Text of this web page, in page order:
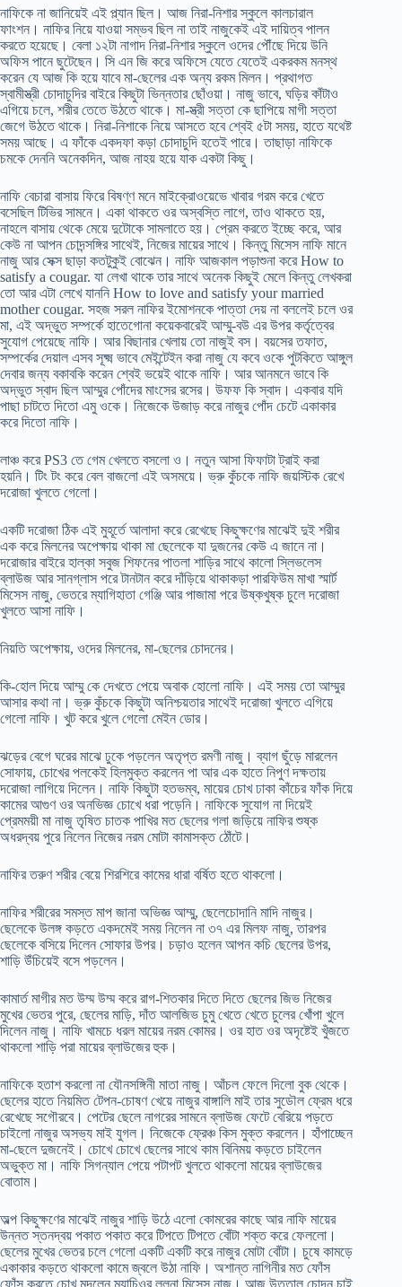
নাফিকে না জানিয়েই এই প্ল্যান ছিল। আজ নিরা-নিশার স্কুলে কালচারাল
ফাংশন। নাফির নিয়ে যাওয়া সম্ভব ছিল না তাই নাজুকেই এই দায়িত্ব পালন
করতে হয়েছে। বেলা ১২টা নাগাদ নিরা-নিশার স্কুলে ওদের পৌঁছে দিয়ে উনি
অফিস পানে ছুটেছেন। সি এন জি করে অফিসে যেতে যেতেই একরকম মনস্থ
করেন যে আজ কি হয়ে যাবে মা-ছেলের এক অন্য রকম মিলন। প্রথাগত
স্বামীস্ত্রী চোদাচুদির বাইরে কিছুটা ভিন্নতার ছোঁওয়া। নাজু ভাবে, ঘড়ির কাঁটাও
এগিয়ে চলে, শরীর তেতে উঠতে থাকে। মা-স্ত্রী সত্তা কে ছাপিয়ে মাগী সত্তা
জেগে উঠতে থাকে। নিরা-নিশাকে নিয়ে আসতে হবে শ্বেই ৫টা সময়, হাতে যথেষ্ট
সময় আছে। এ ফাঁকে একদফা কড়া চোদাচুদি হতেই পারে। তাছাড়া নাফিকে
চমকে দেননি অনেকদিন, আজ নাহয় হয়ে যাক একটা কিছু।
নাফি বেচারা বাসায় ফিরে বিষণ্ণ মনে মাইক্রোওয়েভে খাবার গরম করে খেতে
বসেছিল টিভির সামনে। একা থাকতে ওর অস্বস্তি লাগে, তাও থাকতে হয়,
নাহলে বাসায় থেকে মেয়ে দুটোকে সামলাতে হয়। প্রেম করতে ইচ্ছে করে, আর
কেউ না আপন চোদন্সঙ্গির সাথেই, নিজের মায়ের সাথে। কিন্তু মিসেস নাফি মানে
নাজু আর সেক্স ছাড়া কতটুকুই বোঝেন। নাফি আজকাল পড়াশুনা করে How to
satisfy a cougar. যা লেখা থাকে তার সাথে অনেক কিছুই মেলে কিন্তু লেখকরা
তো আর এটা লেখে যাননি How to love and satisfy your married
mother cougar. সহজ সরল নাফির ইমোশনকে পাত্তা দেয় না বললেই চলে ওর
মা, এই অদ্ভুত সম্পর্কে হাতেগোনা কয়েকবারেই আম্মু-বউ এর উপর কর্তৃত্বের
সুযোগ পেয়েছে নাফি। আর বিছানার খেলায় তো নাজুই বস। বয়সের তফাত,
সম্পর্কের দেয়াল এসব সূক্ষ্ম ভাবে মেইন্টেইন করা নাজু যে কবে ওকে পুটকিতে আঙ্গুল
দেবার জন্য বকাবকি করেন শ্বেই ভয়েই থাকে নাফি। আর আনমনে ভাবে কি
অদ্ভুত স্বাদ ছিল আম্মুর পোঁদের মাংসের রসের। উফফ কি স্বাদ। একবার যদি
পাছা চাটতে দিতো এমু ওকে। নিজেকে উজাড় করে নাজুর পোঁদ চেটে একাকার
করে দিতো নাফি।
লাঞ্চ করে PS3 তে গেম খেলতে বসলো ও। নতুন আসা ফিফাটা ট্রাই করা
হয়নি। টিং টং করে বেল বাজলো এই অসময়ে। ভ্রু কুঁচকে নাফি জয়স্টিক রেখে
দরোজা খুলতে গেলো।
একটি দরোজা ঠিক এই মুহূর্তে আলাদা করে রেখেছে কিছুক্ষণের মাঝেই দুই শরীর
এক করে মিলনের অপেক্ষায় থাকা মা ছেলেকে যা দুজনের কেউ এ জানে না।
দরোজার বাইরে হাল্কা সবুজ শিফনের পাতলা শাড়ির সাথে কালো স্লিভলেস
ব্লাউজ আর সানগ্লাস পরে টানটান করে দাঁড়িয়ে থাকাকড়া পারফিউম মাখা স্মার্ট
মিসেস নাজু, ভেতরে ম্যাগিহাতা গেঞ্জি আর পাজামা পরে উষ্কখুষ্ক চুলে দরোজা
খুলতে আসা নাফি।
নিয়তি অপেক্ষায়, ওদের মিলনের, মা-ছেলের চোদনের।
কি-হোল দিয়ে আম্মু কে দেখতে পেয়ে অবাক হোলো নাফি। এই সময় তো আম্মুর
আসার কথা না। ভ্রু কুঁচকে কিছুটা অনিশ্চয়তার সাথেই দরোজা খুলতে এগিয়ে
গেলো নাফি। খুট করে খুলে গেলো মেইন ডোর।
ঝড়ের বেগে ঘরের মাঝে ঢুকে পড়লেন অতৃপ্ত রমণী নাজু। ব্যাগ ছুঁড়ে মারলেন
সোফায়, চোখের পলকেই হিলমুক্ত করলেন পা আর এক হাতে নিপুণ দক্ষতায়
দরোজা লাগিয়ে দিলেন। নাফি কিছুটা হতভম্ব, মায়ের চোখ ঢাকা কাঁচের ফাঁক দিয়ে
কামের আগুণ ওর অনভিজ্ঞ চোখে ধরা পড়েনি। নাফিকে সুযোগ না দিয়েই
প্রেমময়ী মা নাজু তৃষিত চাতক পাখির মত ছেলের গলা জড়িয়ে নাফির শুষ্ক
অধরদ্বয় পুরে নিলেন নিজের নরম মোটা কামাসক্ত ঠোঁটে।
নাফির তরুণ শরীর বেয়ে শিরশিরে কামের ধারা বর্ষিত হতে থাকলো।
নাফির শরীরের সমস্ত মাপ জানা অভিজ্ঞ আম্মু, ছেলেচোদানি মাদি নাজুর।
ছেলেকে উলঙ্গ কড়তে একদমেই সময় নিলেন না ৩৭ এর মিলফ নাজু, তারপর
ছেলেকে বসিয়ে দিলেন সোফার উপর। চড়াও হলেন আপন কচি ছেলের উপর,
শাড়ি উঁচিয়েই বসে পড়লেন।
কামার্ত মাগীর মত উম্ম উম্ম করে রাগ-শিতকার দিতে দিতে ছেলের জিভ নিজের
মুখের ভেতর পুরে, ছেলের মাড়ি, দাঁত আলজিভ চুমু খেতে খেতে চুলের খোঁপা খুলে
দিলেন নাজু। নাফি খামচে ধরল মায়ের নরম কোমর। ওর হাত ওর অদৃষ্টেই খুঁজতে
থাকলো শাড়ি পরা মায়ের ব্লাউজের হুক।
নাফিকে হতাশ করলো না যৌনসঙ্গিনী মাতা নাজু। আঁচল ফেলে দিলো বুক থেকে।
ছেলের হাতে নিয়মিত টেপন-চোষণ খেয়ে নাজুর বাঙ্গালি মাই তার সুডৌল ফ্রেম ধরে
রেখেছে সগৌরবে। পেটের ছেলে নাগরের সামনে ব্লাউজ ফেটে বেরিয়ে পড়তে
চাইলো নাজুর অসভ্য মাই যুগল। নিজেকে ফ্রেঞ্চ কিস মুক্ত করলেন। হাঁপাচ্ছেন
মা-ছেলে দুজনেই। চোখে চোখে ছেলের সাথে কাম বিনিময় কড়তে চাইলেন
অভুক্ত মা। নাফি সিগন্যাল পেয়ে পটাপট খুলতে থাকলো মায়ের ব্লাউজের
বোতাম।
অল্প কিছুক্ষণের মাঝেই নাজুর শাড়ি উঠে এলো কোমরের কাছে আর নাফি মায়ের
উন্নত স্তনদ্বয় পকাত পকাত করে টিপতে টিপতে বোঁটা শক্ত করে ফেললো।
ছেলের মুখের ভেতর চলে গেলো একটি একটি করে নাজুর মোটা বোঁটা। চুষে কামড়ে
একাকার কড়তে থাকলো কামে জ্বলে উঠা নাফি। অশান্ত নাগিনীর মত ফোঁস